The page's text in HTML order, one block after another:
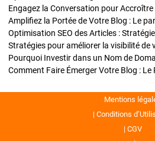
Engagez la Conversation pour
Amplifiez la Portée de Votre Blog : Le
Mentions
Conditions
CGV